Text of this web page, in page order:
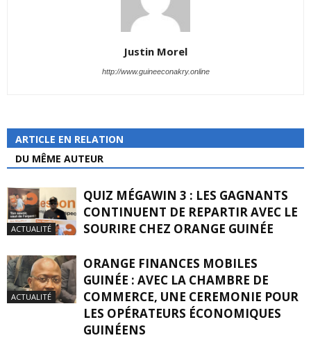
Justin Morel
http://www.guineeconakry.online
ARTICLE EN RELATION
DU MÊME AUTEUR
ACTUALITÉ
QUIZ MÉGAWIN 3 : LES GAGNANTS
CONTINUENT DE REPARTIR AVEC LE
SOURIRE CHEZ ORANGE GUINÉE
ACTUALITÉ
ORANGE FINANCES MOBILES
GUINÉE : AVEC LA CHAMBRE DE
COMMERCE, UNE CEREMONIE POUR
LES OPÉRATEURS ÉCONOMIQUES
GUINÉENS